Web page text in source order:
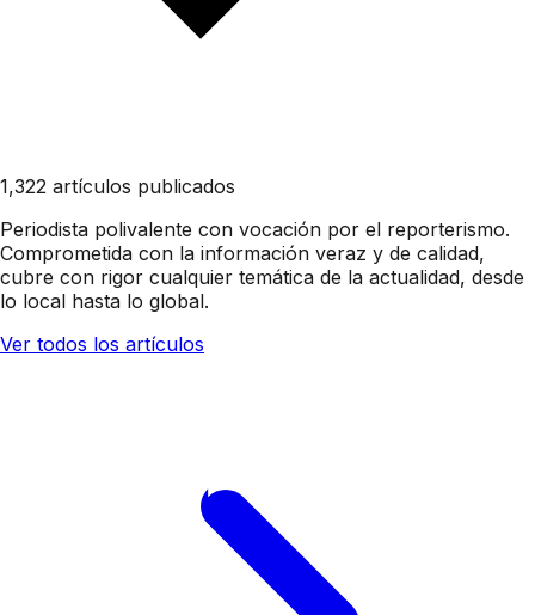
1,322 artículos publicados
Periodista polivalente con vocación por el reporterismo.
Comprometida con la información veraz y de calidad,
cubre con rigor cualquier temática de la actualidad, desde
lo local hasta lo global.
Ver todos los artículos